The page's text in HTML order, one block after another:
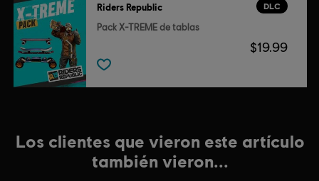
DLC
Riders Republic
Pack X-TREME de tablas
$19.99
Los clientes que vieron este artículo
también vieron...